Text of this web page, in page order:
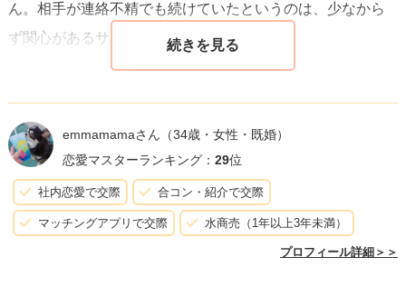
ん。相手が連絡不精でも続けていたというのは、少なから
ず関心があるサインとも受け取れます。
ないと言っている分、難しいのでは」と思いました。で
も、途中で「意外とチャンスはあるかも」と考えが変わり
ました。それは、別れたあとも関係が途切れず、愚痴を真
面目に聞いてくれるなどのやり取りが続いていることで
す。こうした積み重ねはゼロよりずっと有利です。
emmamamaさん （34歳・女性・既婚）
恋愛マスターランキング： 29位
社内恋愛で交際 合コン・紹介で交際
マッチングアプリで交際 水商売（1年以上3年未満）
プロフィール詳細＞＞